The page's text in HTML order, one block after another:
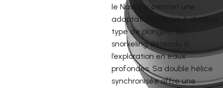
le Navbow permet une
adaptation précise à chaque
type de plongée, du
snorkeling détendu à
l’exploration en eaux
profondes. Sa double hélice
synchronisée offre une